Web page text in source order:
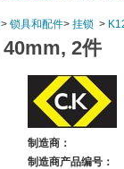
> 锁具和配件> 挂锁 >
2件
制造商：
制造商产品编号：